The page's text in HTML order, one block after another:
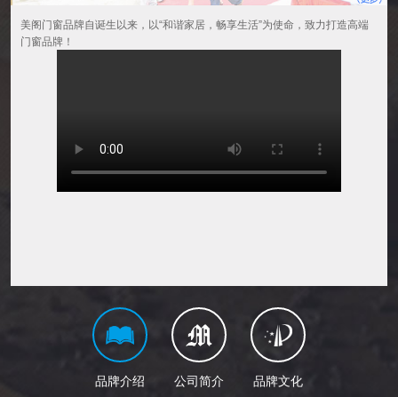
美阁门窗品牌自诞生以来，以“和谐家居，畅享生活”为使命，致力打造高端
门窗品牌！
品牌介绍 公司简介 品牌文化